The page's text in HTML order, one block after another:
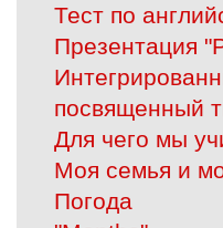
Тест по
Презентация
посвященный
Для чего мы
Моя семья и
Погода